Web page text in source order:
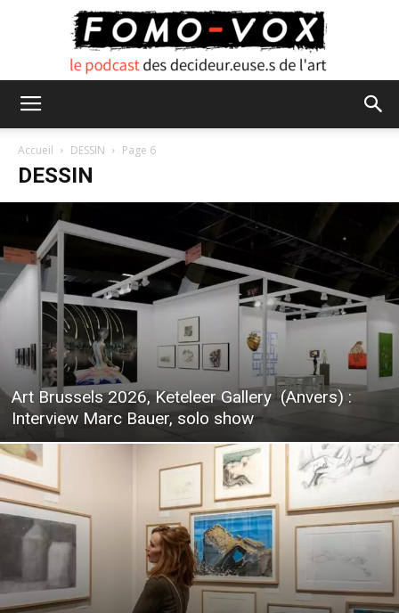
Accueil DESSIN Page 6
DESSIN
Art Brussels 2026, Keteleer Gallery (Anvers) :
Interview Marc Bauer, solo show